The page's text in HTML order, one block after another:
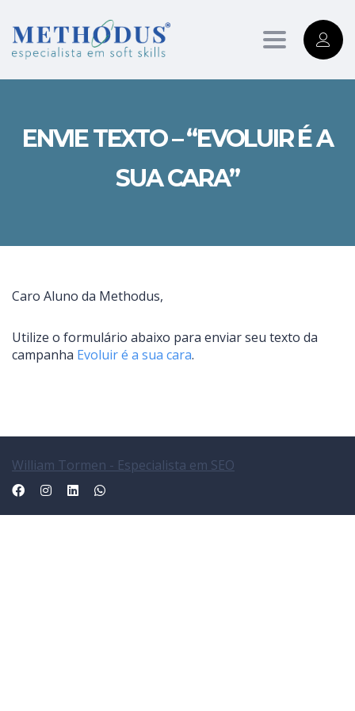
Toggle
ENVIE TEXTO – “EVOLUIR É A
SUA CARA”
Caro Aluno da Methodus,
Utilize o formulário abaixo para enviar seu texto da
campanha Evoluir é a sua cara.
William Tormen - Especialista em SEO